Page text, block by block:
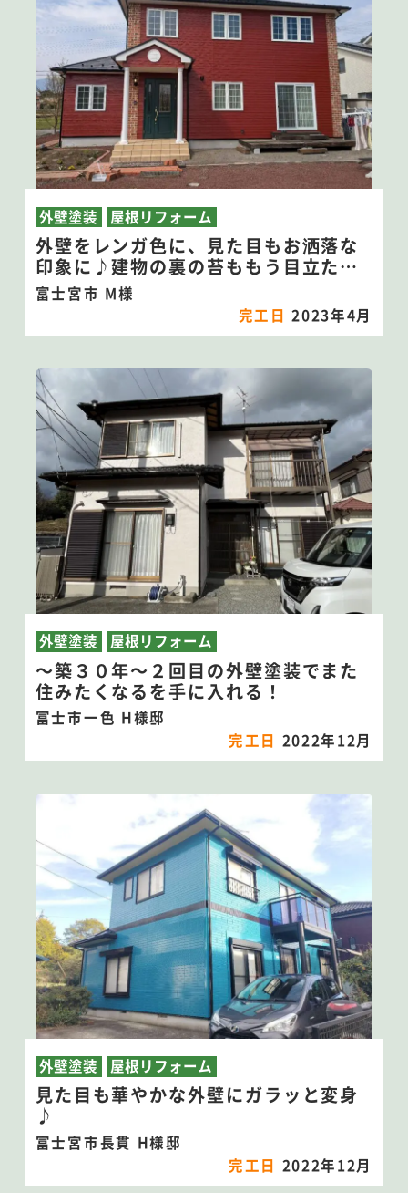
外壁塗装 屋根リフォーム
外壁をレンガ色に、見た目もお洒落な
印象に♪建物の裏の苔ももう目立たな
い！
富士宮市 M様
完工日2023年4月
外壁塗装 屋根リフォーム
～築３０年～２回目の外壁塗装でまた
住みたくなるを手に入れる！
富士市一色 H様邸
完工日 2022年12月
外壁塗装 屋根リフォーム
見た目も華やかな外壁にガラッと変身
♪
富士宮市長貫 H様邸
完工日 2022年12月